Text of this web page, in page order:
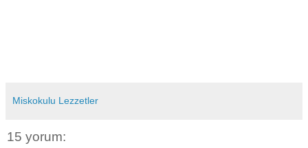
Miskokulu Lezzetler
15 yorum: